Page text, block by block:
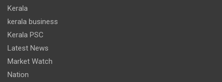
Kerala
kerala business
Kerala PSC
Latest News
Market Watch
Nation